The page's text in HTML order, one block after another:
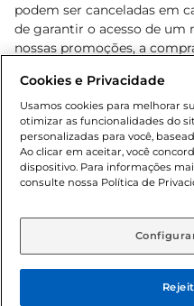
podem ser canceladas em
de garantir o acesso de um
nossas promoções, a
cliente. Os preços, ofertas e
o e-commerce e válidos
sofrer alterações sem
de bebidas alcoólicas para
Lei n.º 8069/90, art. 81,
Adolescente). Preços e
aviso prévio. O valor
Cookies e Privacidade
Usamos cookies para melhorar
otimizar as funcionalidades do
personalizadas para você,
Ao clicar em aceitar, você
dispositivo. Para informações
consulte nossa Política de